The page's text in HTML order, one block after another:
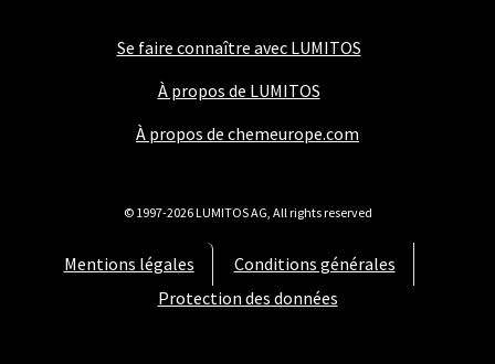
Se faire connaître avec LUMITOS
À propos de LUMITOS
À propos de chemeurope.com
Mentions légales
Conditions générales
Protection des données
© 1997-2026 LUMITOS AG, All rights reserved